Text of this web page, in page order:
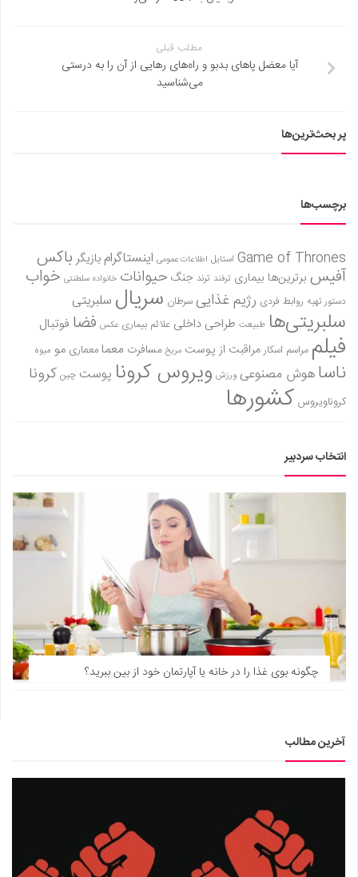
مطلب قبلی
آیا معضل پاهای بدبو و راه‌های رهایی از آن را به درستی
می‌شناسید
پر بحث‌ترین‌ها
برچسب‌ها
Game of Thrones استایل اطلاعات عمومی اینستاگرام بازیگر باکس
آفیس برترین‌ها بیماری ترفند ترند جنگ حیوانات خانواده سلطنتی خواب
دستور تهیه روابط فردی رژیم غذاییسرطان سریال سلبریتی
سلبریتی‌ها طبیعت طراحی داخلی علائم بیماری عکس فضا فوتبال
فیلم مراسم اسکارمراقبت از پوست مریخ مسافرت معمامعماری مو میوه
ناساهوش مصنوعی ورزش ویروس کرونا پوست چین کرونا
کروناویروس کشورها
انتخاب سردبیر
چگونه بوی غذا را در خانه یا آپارتمان خود از بین ببرید؟
آخرین مطالب